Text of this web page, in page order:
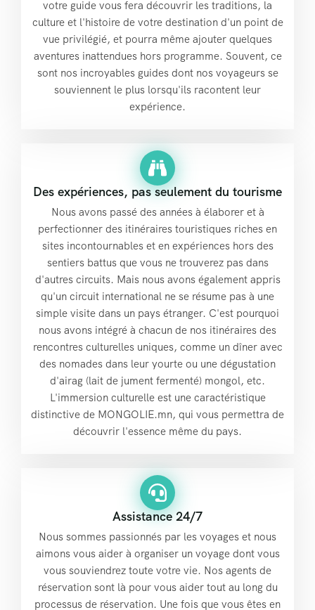
votre guide vous fera découvrir les traditions, la
culture et l'histoire de votre destination d'un point de
vue privilégié, et pourra même ajouter quelques
aventures inattendues hors programme. Souvent, ce
sont nos incroyables guides dont nos voyageurs se
souviennent le plus lorsqu'ils racontent leur
expérience.
Des expériences, pas seulement du tourisme
Nous avons passé des années à élaborer et à
perfectionner des itinéraires touristiques riches en
sites incontournables et en expériences hors des
sentiers battus que vous ne trouverez pas dans
d'autres circuits. Mais nous avons également appris
qu'un circuit international ne se résume pas à une
simple visite dans un pays étranger. C'est pourquoi
nous avons intégré à chacun de nos itinéraires des
rencontres culturelles uniques, comme un dîner avec
des nomades dans leur yourte ou une dégustation
d'airag (lait de jument fermenté) mongol, etc.
L'immersion culturelle est une caractéristique
distinctive de MONGOLIE.mn, qui vous permettra de
découvrir l'essence même du pays.
Assistance 24/7
Nous sommes passionnés par les voyages et nous
aimons vous aider à organiser un voyage dont vous
vous souviendrez toute votre vie. Nos agents de
réservation sont là pour vous aider tout au long du
processus de réservation. Une fois que vous êtes en